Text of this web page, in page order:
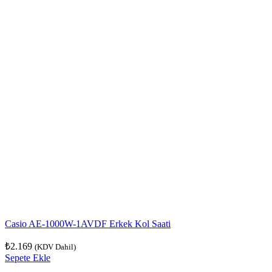
Casio AE-1000W-1AVDF Erkek Kol Saati
₺2.169 (KDV Dahil)
Sepete Ekle